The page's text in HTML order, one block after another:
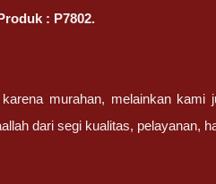
: P7802.
murahan, melainkan kami
dari segi kualitas, pelayanan,